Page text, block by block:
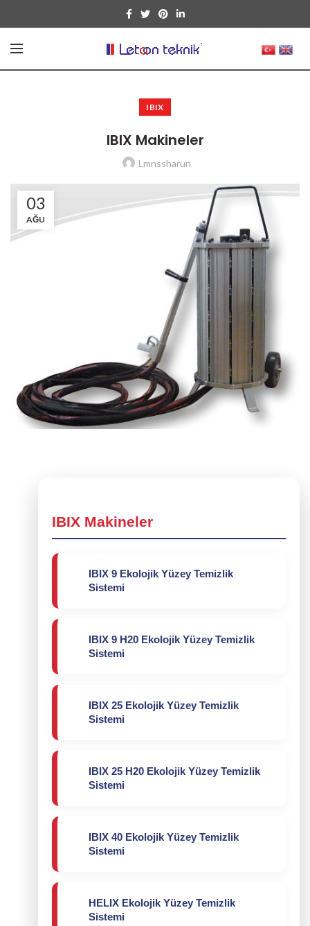
IBIX
IBIX Makineler
Lmnssharun
03
AĞU
IBIX Makineler
IBIX 9 Ekolojik Yüzey Temizlik
Sistemi
IBIX 9 H20 Ekolojik Yüzey Temizlik
Sistemi
IBIX 25 Ekolojik Yüzey Temizlik
Sistemi
IBIX 25 H20 Ekolojik Yüzey Temizlik
Sistemi
IBIX 40 Ekolojik Yüzey Temizlik
Sistemi
HELIX Ekolojik Yüzey Temizlik
Sistemi